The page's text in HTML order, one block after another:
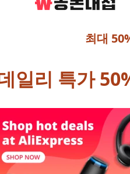
최대
일리 특가